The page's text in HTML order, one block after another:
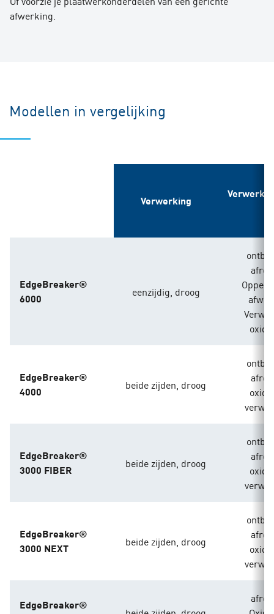
afwerking.
Modellen in vergelijking
Verwerking
EdgeBreaker®
6000
eenzijdig, droog
EdgeBreaker®
4000
beide zijden, droog
EdgeBreaker®
3000 FIBER
beide zijden, droog
EdgeBreaker®
3000 NEXT
beide zijden, droog
EdgeBreaker®